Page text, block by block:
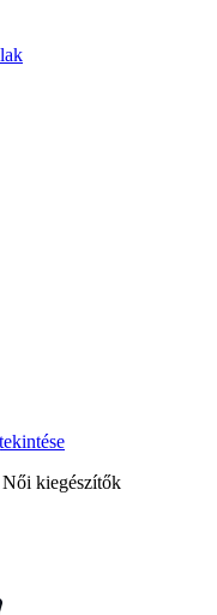
Női kiegészítők